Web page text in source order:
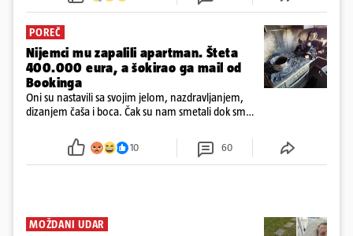
POREČ
Nijemci mu zapalili apartman. Šteta
400.000 eura, a šokirao ga mail od
Bookinga
Oni su nastavili sa svojim jelom, nazdravljanjem,
dizanjem čaša i boca. Čak su nam smetali dok smo
požar, rekao je vlasnik
10 60
MOŽDANI UDAR